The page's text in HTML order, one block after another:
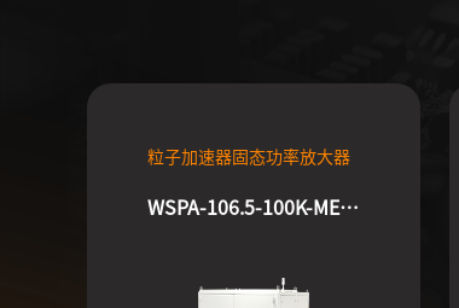
粒子加速器固态功率放大器
WSPA-106.5-100K-MEWA